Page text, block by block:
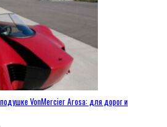
VonMercier Arosa: для дорог и